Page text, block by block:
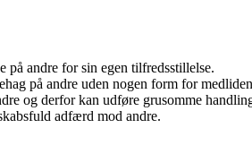
på andre for sin egen tilfredsstillelse.
på andre uden nogen form for
og derfor kan udføre grusomme
adfærd mod andre.